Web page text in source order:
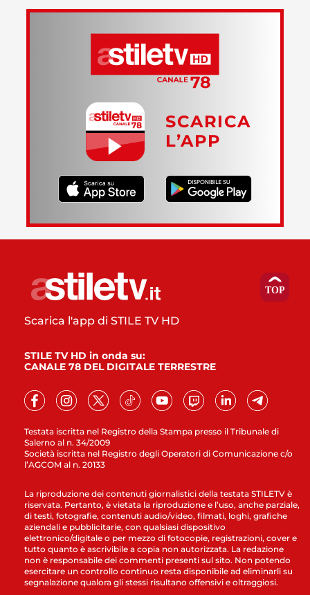
SCARICA
L’APP
Testata iscritta nel Registro della Stampa presso il Tribunale di
Salerno al n. 34/2009
Società iscritta nel Registro degli Operatori di Comunicazione c/o
l’AGCOM al n. 20133
Scarica l'app di STILE TV HD
STILE TV HD in onda su:
CANALE 78 DEL DIGITALE TERRESTRE
La riproduzione dei contenuti giornalistici della testata STILETV è
riservata. Pertanto, è vietata la riproduzione e l’uso, anche parziale,
di testi, fotografie, contenuti audio/video, filmati, loghi, grafiche
aziendali e pubblicitarie, con qualsiasi dispositivo
elettronico/digitale o per mezzo di fotocopie, registrazioni, cover e
tutto quanto è ascrivibile a copia non autorizzata. La redazione
non è responsabile dei commenti presenti sul sito. Non potendo
esercitare un controllo continuo resta disponibile ad eliminarli su
segnalazione qualora gli stessi risultano offensivi e oltraggiosi.